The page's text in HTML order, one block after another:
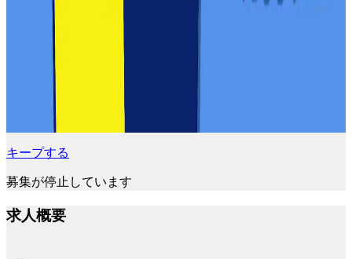
キープする
募集が停止しています
求人概要